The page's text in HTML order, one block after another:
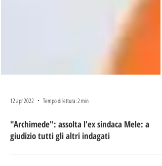
12 apr 2022 Tempo di lettura: 2 min